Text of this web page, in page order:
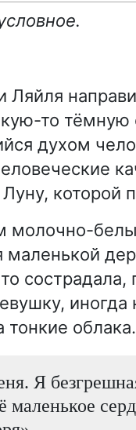
то тёмную
духом
которой
молочно-
маленькой
сострадала,
иногда
тонкие облака.
Я